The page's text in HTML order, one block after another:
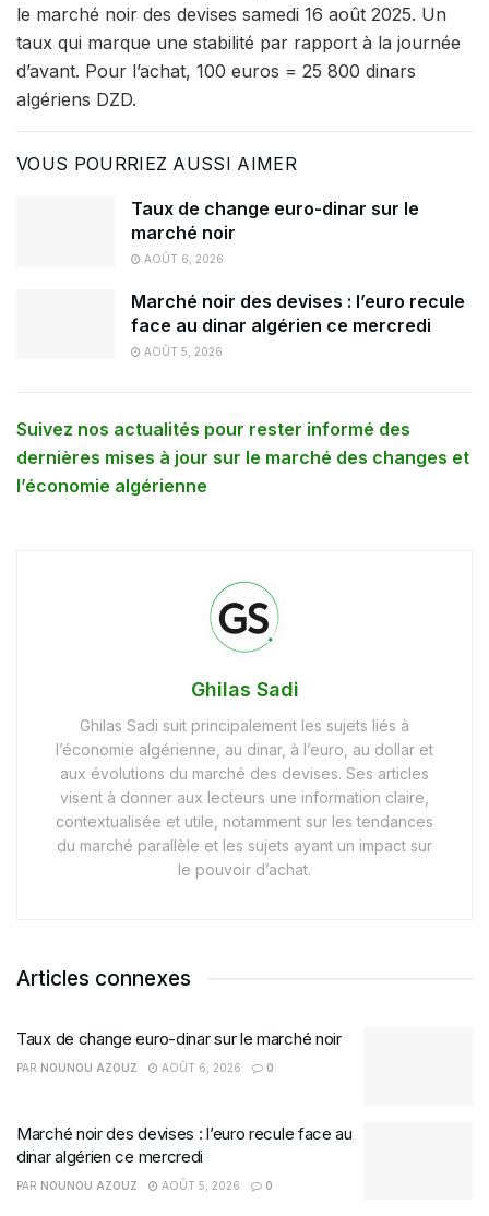
le marché noir des devises samedi 16 août 2025. Un
taux qui marque une stabilité par rapport à la journée
d’avant. Pour l’achat, 100 euros = 25 800 dinars
algériens DZD.
VOUS POURRIEZ AUSSI AIMER
Taux de change euro-dinar sur le
marché noir
AOÛT 6, 2026
Marché noir des devises : l’euro recule
face au dinar algérien ce mercredi
AOÛT 5, 2026
Suivez nos actualités pour rester informé des
dernières mises à jour sur le marché des changes et
l’économie algérienne
Ghilas Sadi
Ghilas Sadi suit principalement les sujets liés à
l’économie algérienne, au dinar, à l’euro, au dollar et
aux évolutions du marché des devises. Ses articles
visent à donner aux lecteurs une information claire,
contextualisée et utile, notamment sur les tendances
du marché parallèle et les sujets ayant un impact sur
le pouvoir d’achat.
Articles connexes
Taux de change euro-dinar sur le marché noir
PAR NOUNOU AZOUZ AOÛT 6, 2026 0
Marché noir des devises : l’euro recule face au
dinar algérien ce mercredi
PAR NOUNOU AZOUZ AOÛT 5, 2026 0